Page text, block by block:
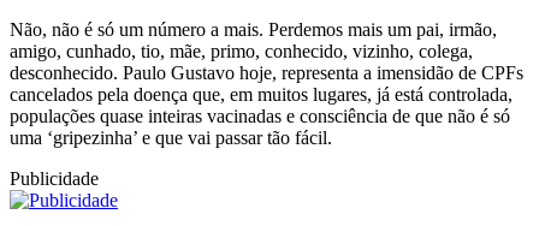
Não, não é só um número a mais. Perdemos mais um pai, irmão,
amigo, cunhado, tio, mãe, primo, conhecido, vizinho, colega,
desconhecido. Paulo Gustavo hoje, representa a imensidão de CPFs
cancelados pela doença que, em muitos lugares, já está controlada,
populações quase inteiras vacinadas e consciência de que não é só
uma ‘gripezinha’ e que vai passar tão fácil.
Publicidade